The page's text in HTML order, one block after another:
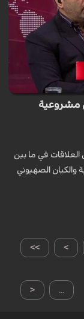
مشروعية
العلاقات في ما بين
والكيان الصهيوني
>> >
...
<